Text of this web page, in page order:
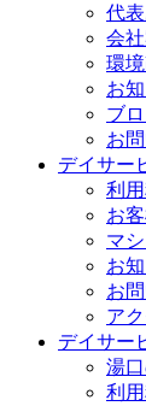
代
会
環
お
ブ
お
デイサー
利
お
マ
お
お
ア
デイサー
湯
利